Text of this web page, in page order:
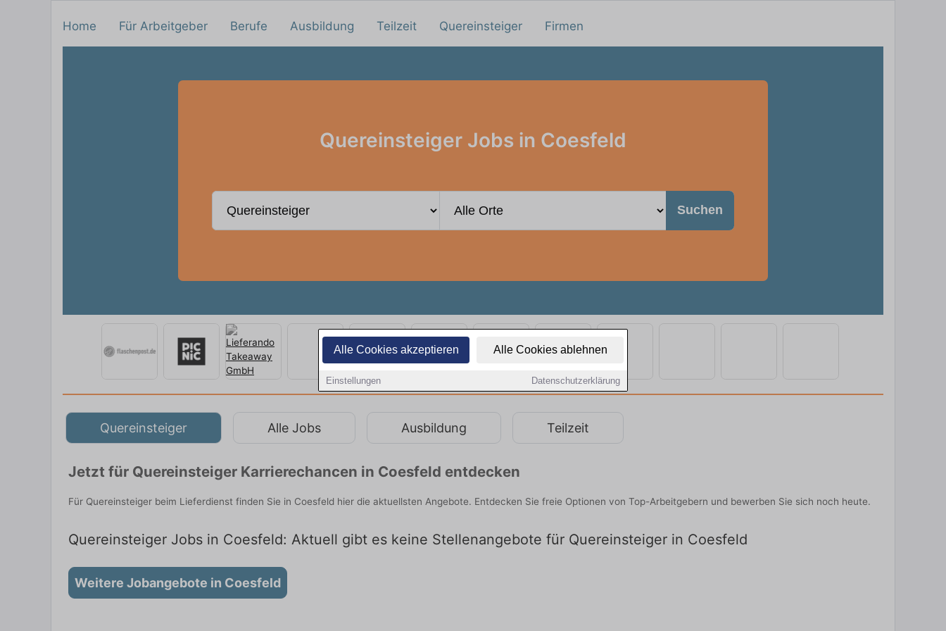
Alle Cookies akzeptieren Alle Cookies ablehnen
Einstellungen Datenschutzerklärung
Home Für Arbeitgeber Berufe Ausbildung Teilzeit Quereinsteiger Firmen
Quereinsteiger Jobs in Coesfeld
Suchen
Quereinsteiger Alle Jobs Ausbildung Teilzeit
Jetzt für Quereinsteiger Karrierechancen in Coesfeld entdecken
Für Quereinsteiger beim Lieferdienst finden Sie in Coesfeld hier die aktuellsten Angebote. Entdecken Sie freie Optionen von Top-Arbeitgebern und bewerben Sie sich noch heute.
Quereinsteiger Jobs in Coesfeld: Aktuell gibt es keine Stellenangebote für Quereinsteiger in Coesfeld
Weitere Jobangebote in Coesfeld